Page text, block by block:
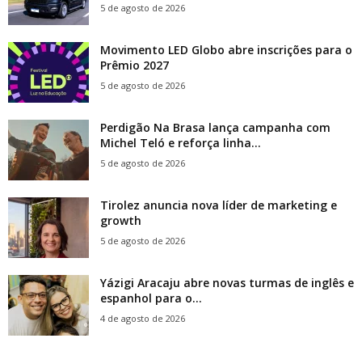
5 de agosto de 2026
Movimento LED Globo abre inscrições para o
Prêmio 2027
5 de agosto de 2026
Perdigão Na Brasa lança campanha com
Michel Teló e reforça linha...
5 de agosto de 2026
Tirolez anuncia nova líder de marketing e
growth
5 de agosto de 2026
Yázigi Aracaju abre novas turmas de inglês e
espanhol para o...
4 de agosto de 2026